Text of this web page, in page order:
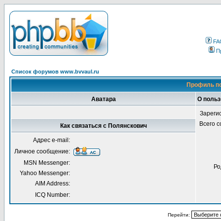
Список форумов www.bvvaul.ru
Профиль
Аватара О
Всего
Как связаться с Полянскович
Адрес e-mail:
Личное сообщение:
MSN Messenger:
Yahoo Messenger:
AIM Address:
ICQ Number:
Перейти: